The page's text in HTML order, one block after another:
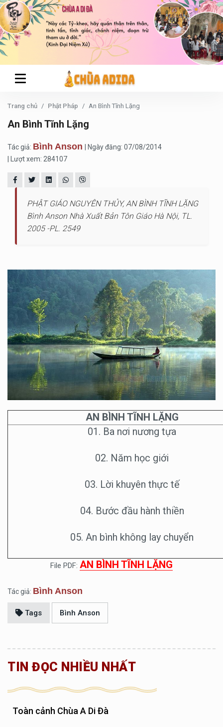
Trang chủ Phật Pháp An Bình Tĩnh Lặng
An Bình Tĩnh Lặng
Tác giả: Bình Anson
| Ngày đăng: 07/08/2014
| Lượt xem: 284107
PHẬT GIÁO NGUYÊN THỦY, AN BÌNH TĨNH LẶNG
Bình Anson Nhà Xuất Bản Tôn Giáo Hà Nội, TL.
2005 -PL. 2549
AN BÌNH TĨNH LẶNG
01. Ba nơi nương tựa
02. Năm học giới
03. Lời khuyên thực tế
04. Bước đầu hành thiền
05. An bình không lay chuyển
File PDF: AN BÌNH TĨNH LẶNG
Tác giả: Bình Anson
Tags Bình Anson
TIN ĐỌC NHIỀU NHẤT
Toàn cảnh Chùa A Di Đà